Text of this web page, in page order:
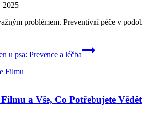
2025
problémem. Preventivní péče v
u psa: Prevence a léčba
a Vše, Co Potřebujete Vědět